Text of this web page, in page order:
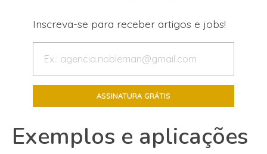
Inscreva-se para receber artigos e jobs!
Exemplos e aplicações